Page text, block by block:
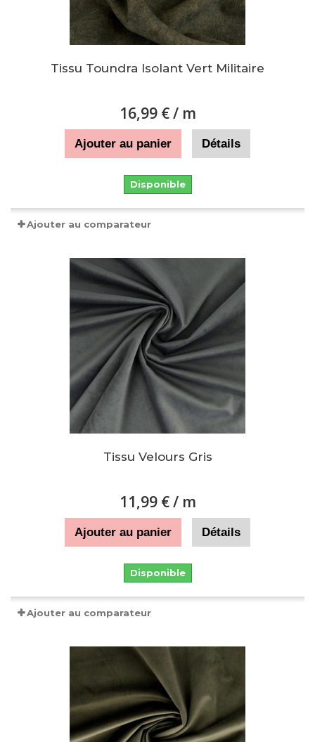
Tissu Toundra Isolant Vert Militaire
16,99 €/ m
Ajouter au panier Détails
Disponible
Ajouter au comparateur
Tissu Velours Gris
11,99 €/ m
Ajouter au panier Détails
Disponible
Ajouter au comparateur